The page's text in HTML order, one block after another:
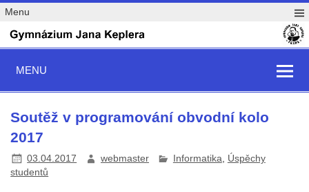
Menu
MENU
Soutěž v programování obvodní kolo
2017
03.04.2017 webmaster Informatika
Úspěchy
studentů